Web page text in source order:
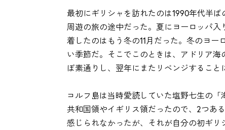
最初にギリシャを訪れたのは1990年代半
周遊の旅の途中だった。夏にヨーロッパ
着したのはもう冬の11月だった。冬のヨ
い季節だ。そこでこのときは、アドリア
ぼ素通りし、翌年にまたリベンジすること
コルフ島は当時愛読していた塩野七生の
共和国領やイギリス領だったので、2つあ
感じられなかったが、それが自分の初ギリ